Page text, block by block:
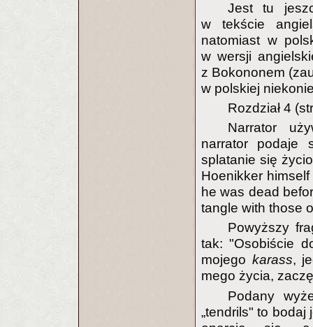
Jest tu
w tekście
natomiast w
w wersji
z Bokononem
w polskiej
Rozdział 4
Narrator
narrator podaje
splatanie się
Hoenikker
he was dead
tangle with those
Powyższy
tak: "Osobiście
mojego karass,
mego życia,
Podany
„tendrils" to bodaj